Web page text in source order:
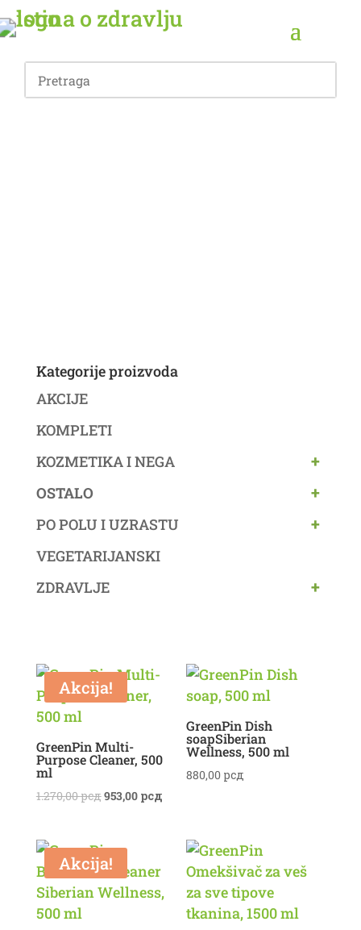
Kategorije proizvoda
AKCIJE
KOMPLETI
KOZMETIKA I NEGA
+
OSTALO +
PO POLU I UZRASTU +
VEGETARIJANSKI
ZDRAVLJE
+
Akcija!
GreenPin Multi-
Purpose Cleaner, 500
ml
1.270,00рсдOriginalna
bila:
1.270,00 рсд.
953,00 рсдTrenutna
953,00 рсд.
GreenPin Dish
soapSiberian
Wellness, 500 ml
880,00 рсд
Akcija!